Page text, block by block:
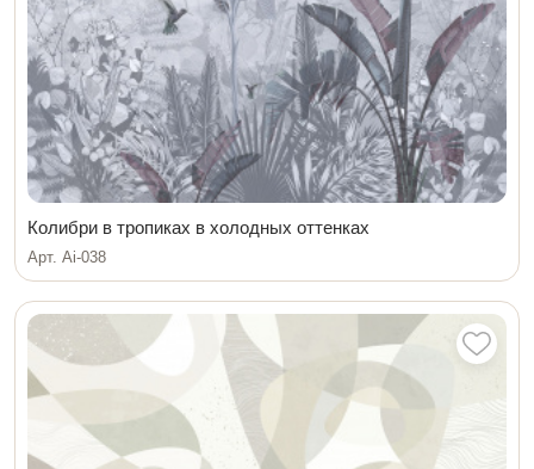
Колибри в тропиках в холодных оттенках
Арт. Ai-038